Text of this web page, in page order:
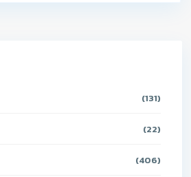
(131)
(22)
(406)